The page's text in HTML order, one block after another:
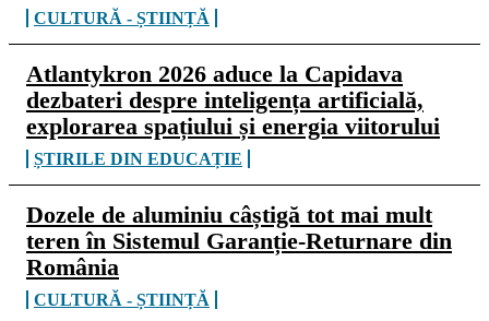
CULTURĂ - ȘTIINȚĂ
Atlantykron 2026 aduce la Capidava
dezbateri despre inteligența artificială,
explorarea spațiului și energia viitorului
ȘTIRILE DIN EDUCAȚIE
Dozele de aluminiu câștigă tot mai mult
teren în Sistemul Garanție-Returnare din
România
CULTURĂ - ȘTIINȚĂ